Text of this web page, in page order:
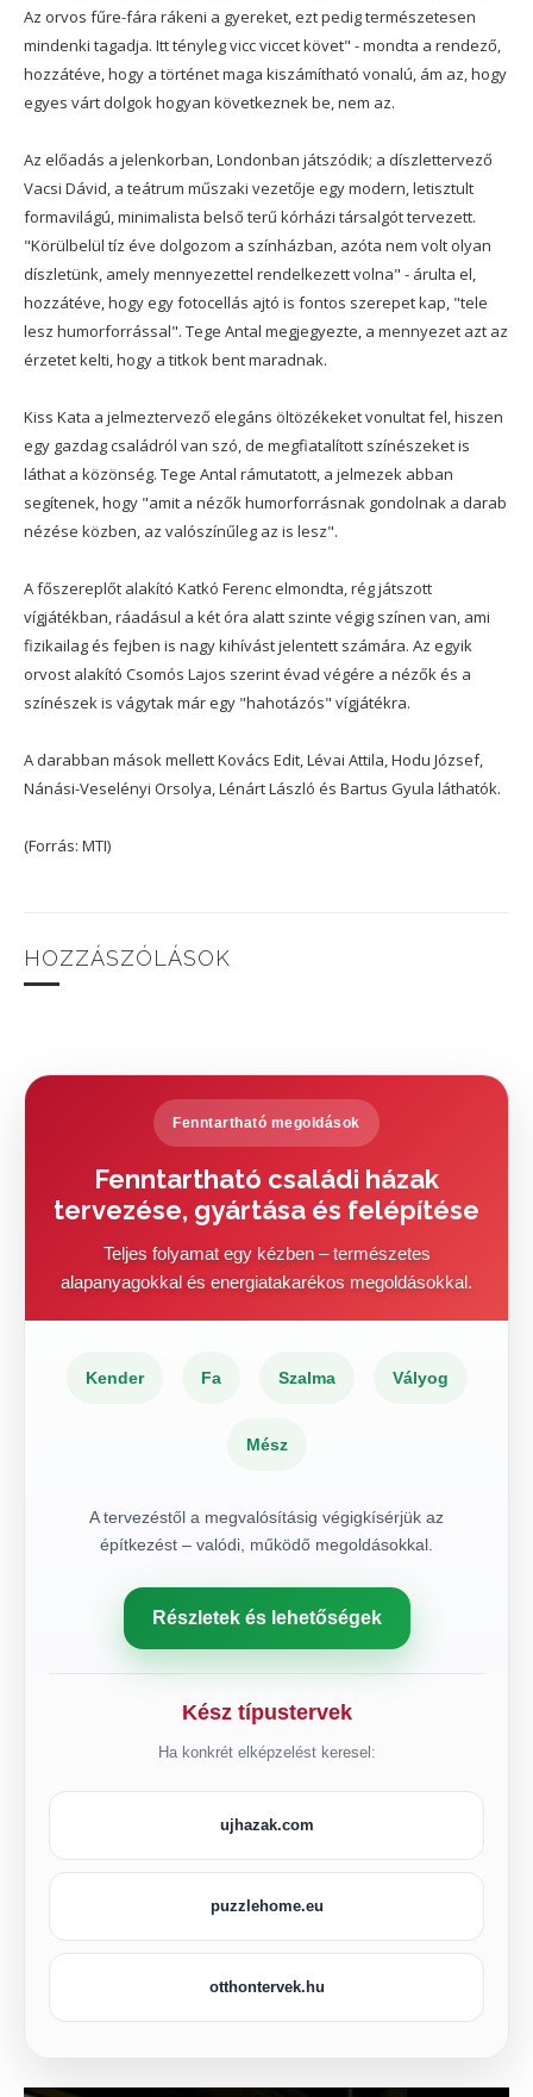
Az orvos fűre-fára rákeni a gyereket, ezt pedig természetesen
mindenki tagadja. Itt tényleg vicc viccet követ" - mondta a rendező,
hozzátéve, hogy a történet maga kiszámítható vonalú, ám az, hogy
egyes várt dolgok hogyan következnek be, nem az.
Az előadás a jelenkorban, Londonban játszódik; a díszlettervező
Vacsi Dávid, a teátrum műszaki vezetője egy modern, letisztult
formavilágú, minimalista belső terű kórházi társalgót tervezett.
"Körülbelül tíz éve dolgozom a színházban, azóta nem volt olyan
díszletünk, amely mennyezettel rendelkezett volna" - árulta el,
hozzátéve, hogy egy fotocellás ajtó is fontos szerepet kap, "tele
lesz humorforrással". Tege Antal megjegyezte, a mennyezet azt az
érzetet kelti, hogy a titkok bent maradnak.
Kiss Kata a jelmeztervező elegáns öltözékeket vonultat fel, hiszen
egy gazdag családról van szó, de megfiatalított színészeket is
láthat a közönség. Tege Antal rámutatott, a jelmezek abban
segítenek, hogy "amit a nézők humorforrásnak gondolnak a darab
nézése közben, az valószínűleg az is lesz".
A főszereplőt alakító Katkó Ferenc elmondta, rég játszott
vígjátékban, ráadásul a két óra alatt szinte végig színen van, ami
fizikailag és fejben is nagy kihívást jelentett számára. Az egyik
orvost alakító Csomós Lajos szerint évad végére a nézők és a
színészek is vágytak már egy "hahotázós" vígjátékra.
A darabban mások mellett Kovács Edit, Lévai Attila, Hodu József,
Nánási-Veselényi Orsolya, Lénárt László és Bartus Gyula láthatók.
(Forrás: MTI)
HOZZÁSZÓLÁSOK
Fenntartható megoldások
Fenntartható családi házak
tervezése, gyártása és felépítése
Teljes folyamat egy kézben – természetes
alapanyagokkal és energiatakarékos megoldásokkal.
Kender Fa Szalma Vályog
Mész
A tervezéstől a megvalósításig végigkísérjük az
építkezést – valódi, működő megoldásokkal.
Részletek és lehetőségek
Kész típustervek
Ha konkrét elképzelést keresel:
ujhazak.com
puzzlehome.eu
otthontervek.hu